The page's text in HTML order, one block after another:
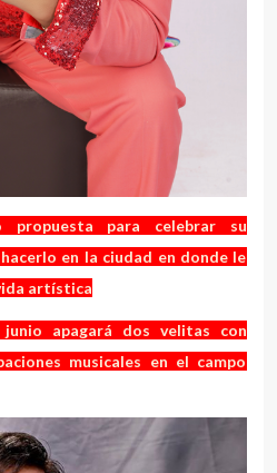
propuesta para celebrar su
en la ciudad en donde le
artística
apagará dos velitas con
musicales en el campo